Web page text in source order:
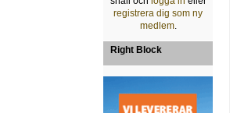
registrera dig som ny
medlem.
Right Block